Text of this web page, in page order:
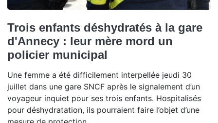
Trois enfants déshydratés à la gare
d'Annecy : leur mère mord un
policier municipal
Une femme a été difficilement interpellée jeudi 30
juillet dans une gare SNCF après le signalement d’un
voyageur inquiet pour ses trois enfants. Hospitalisés
pour déshydratation, ils pourraient faire l’objet d’une